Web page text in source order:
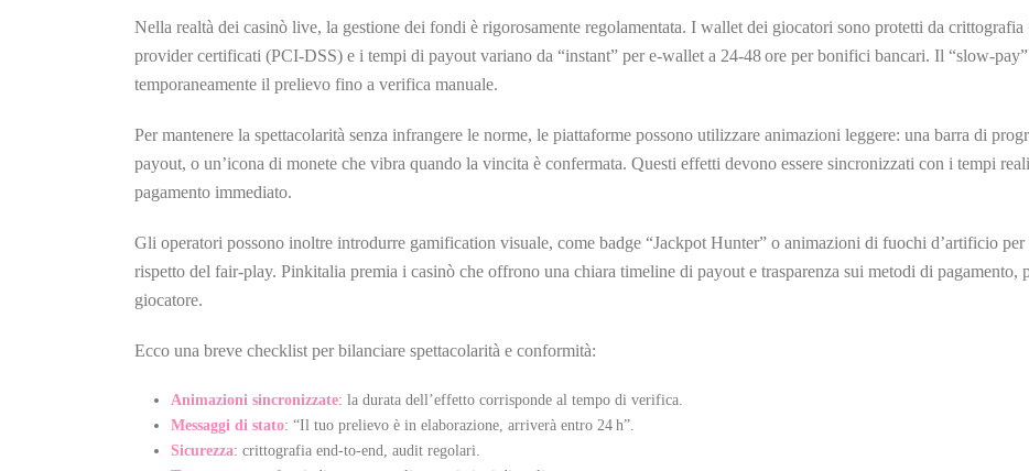
Nella realtà dei casinò live, la gestione dei fondi è rigorosamente regolamentata. I wallet dei giocatori sono protetti da
provider certificati (PCI‑DSS) e i tempi di payout variano da “instant” per e‑wallet a 24‑48 ore per bonifici bancari. Il
temporaneamente il prelievo fino a verifica manuale.
Per mantenere la spettacolarità senza infrangere le norme, le piattaforme possono utilizzare animazioni leggere: una barra di
payout, o un’icona di monete che vibra quando la vincita è confermata. Questi effetti devono essere sincronizzati con i tempi
pagamento immediato.
Gli operatori possono inoltre introdurre gamification visuale, come badge “Jackpot Hunter” o animazioni di fuochi d’artificio
rispetto del fair‑play. Pinkitalia premia i casinò che offrono una chiara timeline di payout e trasparenza sui metodi di
giocatore.
Ecco una breve checklist per bilanciare spettacolarità e conformità:
Animazioni sincronizzate: la durata dell’effetto corrisponde al tempo di verifica.
Messaggi di stato: “Il tuo prelievo è in elaborazione, arriverà entro 24 h”.
Sicurezza: crittografia end‑to‑end, audit regolari.